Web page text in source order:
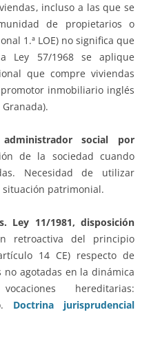
incluso a las que se
de propietarios o
1.ª LOE) no significa que
Ley 57/1968 se aplique
que compre viviendas
inmobiliario inglés
administrador social por
de la sociedad cuando
Necesidad de utilizar
patrimonial.
Ley 11/1981, disposición
retroactiva del principio
14 CE) respecto de
agotadas en la dinámica
hereditarias:
Doctrina jurisprudencial